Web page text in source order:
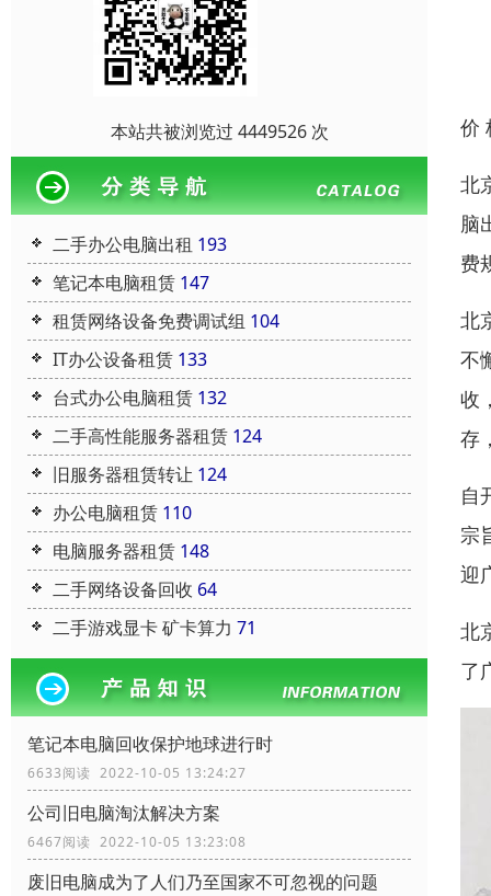
本站共被浏览过 4449526 次
二手办公电脑出租 193
笔记本电脑租赁 147
租赁网络设备免费调试组 104
IT办公设备租赁 133
台式办公电脑租赁 132
二手高性能服务器租赁 124
旧服务器租赁转让 124
办公电脑租赁 110
电脑服务器租赁 148
二手网络设备回收 64
二手游戏显卡 矿卡算力 71
笔记本电脑回收保护地球进行时
6633阅读 2022-10-05 13:24:27
公司旧电脑淘汰解决方案
6467阅读 2022-10-05 13:23:08
废旧电脑成为了人们乃至国家不可忽视的问题
价
北
脑
费
北
不
收
存
自
宗
迎
北
了